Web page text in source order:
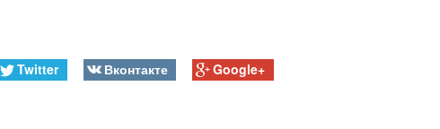
Twitter Вконтакте Google+